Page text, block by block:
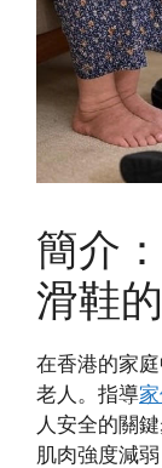
簡介
滑鞋
在香港的家
老人。指導
人安全的關
肌肉強度減